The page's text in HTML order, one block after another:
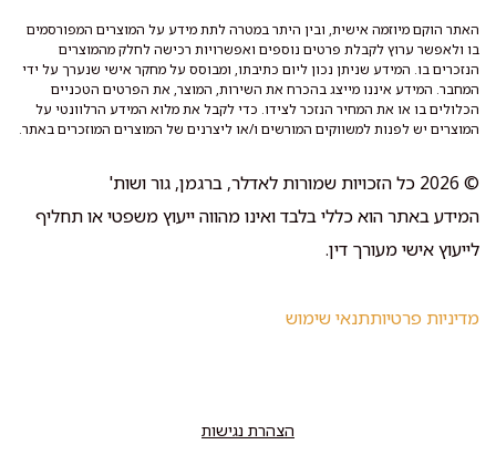
האתר הוקם מיוזמה אישית, ובין היתר במטרה לתת מידע על המוצרים המפורסמים
בו ולאפשר ערוץ לקבלת פרטים נוספים ואפשרויות רכישה לחלק מהמוצרים
הנזכרים בו. המידע שניתן נכון ליום כתיבתו, ומבוסס על מחקר אישי שנערך על ידי
המחבר. המידע איננו מייצג בהכרח את השירות, המוצר, את הפרטים הטכניים
הכלולים בו או את המחיר הנזכר לצידו. כדי לקבל את מלוא המידע הרלוונטי על
המוצרים יש לפנות למשווקים המורשים ו/או ליצרנים של המוצרים המוזכרים באתר.
© 2026 כל הזכויות שמורות לאדלר, ברגמן, גור ושות'
המידע באתר הוא כללי בלבד ואינו מהווה ייעוץ משפטי או תחליף
לייעוץ אישי מעורך דין.
מדיניות פרטיותתנאי שימוש
הצהרת נגישות